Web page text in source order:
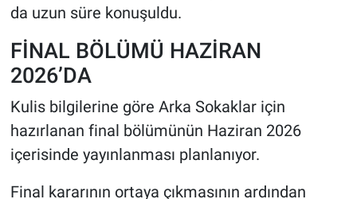
da uzun süre konuşuldu.
FİNAL BÖLÜMÜ HAZİRAN
2026’DA
Kulis bilgilerine göre Arka Sokaklar için
hazırlanan final bölümünün Haziran 2026
içerisinde yayınlanması planlanıyor.
Final kararının ortaya çıkmasının ardından